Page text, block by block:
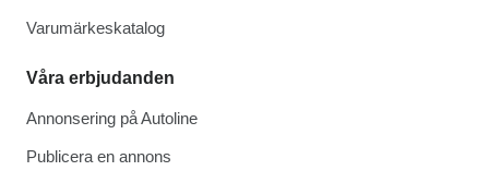
Varumärkeskatalog
Våra erbjudanden
Annonsering på Autoline
Publicera en annons